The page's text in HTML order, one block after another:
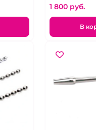
1 800 pуб.
В